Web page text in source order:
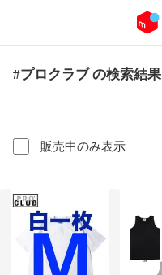
#プロクラブ の検索結果
販売中のみ表示